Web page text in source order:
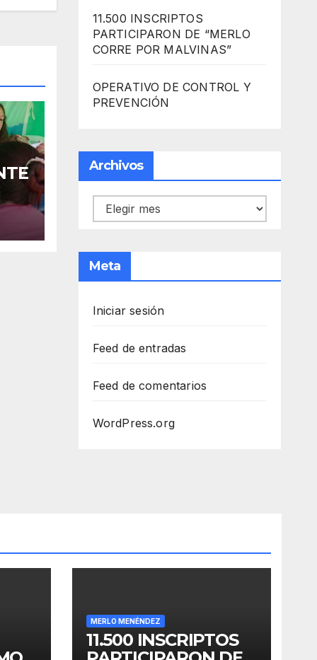
11.500 INSCRIPTOS
PARTICIPARON DE “MERLO
CORRE POR MALVINAS”
OPERATIVO DE CONTROL Y
PREVENCIÓN
Archivos
Archivos
Meta
Iniciar sesión
Feed de entradas
Feed de comentarios
WordPress.org
MERLO MENÉNDEZ
11.500 INSCRIPTOS